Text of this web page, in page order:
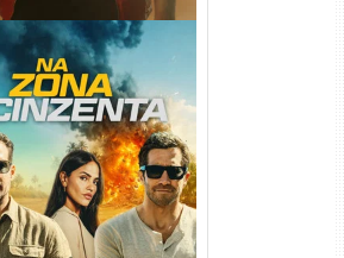
Cinzenta Torrent
WEB-DL 1080p/4K
Dual Áudio